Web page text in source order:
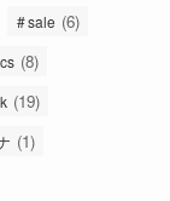
sale (6)
(8)
(19)
(1)